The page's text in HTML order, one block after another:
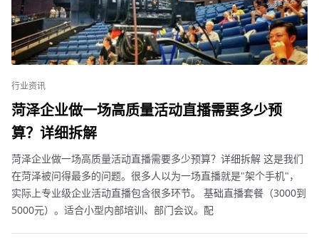
行业资讯
菏泽企业做一场高质量活动直播需要多少预
算？详细拆解
菏泽企业做一场高质量活动直播需要多少预算？详细拆解 这是我们
在菏泽被问得最多的问题。很多人以为一场直播就是"架个手机"，
实际上专业级企业活动直播包含很多环节。 基础直播套餐（3000到
5000元）。适合小型内部培训、部门会议。配